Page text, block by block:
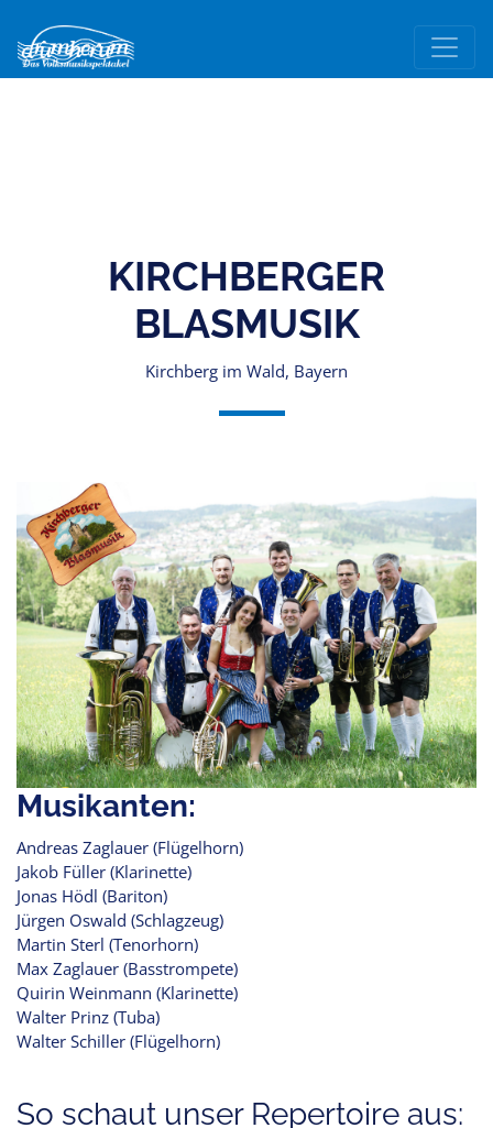
KIRCHBERGER
BLASMUSIK
Kirchberg im Wald, Bayern
Musikanten:
Andreas Zaglauer (Flügelhorn)
Jakob Füller (Klarinette)
Jonas Hödl (Bariton)
Jürgen Oswald (Schlagzeug)
Martin Sterl (Tenorhorn)
Max Zaglauer (Basstrompete)
Quirin Weinmann (Klarinette)
Walter Prinz (Tuba)
Walter Schiller (Flügelhorn)
So schaut unser Repertoire aus: